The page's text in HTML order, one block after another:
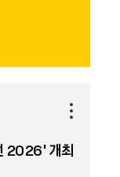
2026' 개최